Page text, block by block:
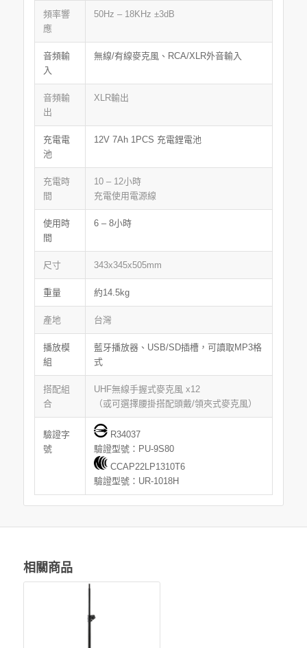
頻率響
應
50Hz – 18KHz ±3dB
音頻輸
入
無線/有線麥克風、RCA/XLR外音輸入
音頻輸
出
XLR輸出
充電電
池
12V 7Ah 1PCS 充電鋰電池
充電時
間
10 – 12小時
充電使用電源線
使用時
間
6 – 8小時
尺寸 343x345x505mm
重量 約14.5kg
產地 台灣
播放模
組
藍牙播放器、USB/SD插槽，可讀取MP3格
式
搭配組
合
UHF無線手握式麥克風 x12
（或可選擇腰掛搭配頭戴/領夾式麥克風）
驗證字
號
R34037
驗證型號：PU-9S80
CCAP22LP1310T6
驗證型號：UR-1018H
相關商品